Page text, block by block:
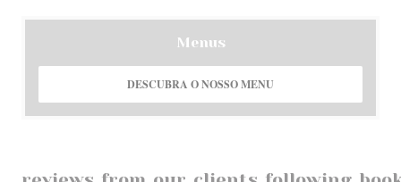
Menus
DESCUBRA O NOSSO MENU